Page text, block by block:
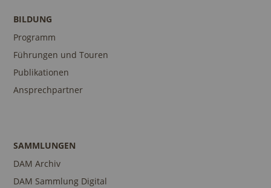
BILDUNG
Programm
Führungen und Touren
Publikationen
Ansprechpartner
SAMMLUNGEN
DAM Archiv
DAM Sammlung Digital